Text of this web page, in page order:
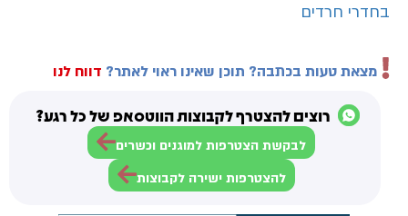
בחדרי חרדים
מצאת טעות בכתבה? תוכן שאינו ראוי לאתר? דווח לנו
רוצים להצטרף לקבוצות הווטסאפ של כל רגע?
לבקשת הצטרפות למוגנים וכשרים
להצטרפות ישירה לקבוצות